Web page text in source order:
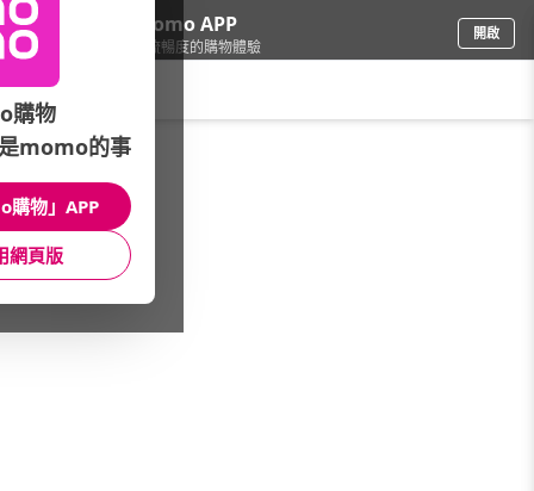
下載momo APP
給你3倍流暢度的購物體驗
開啟
女時尚/女裝/外套
館長推薦 月銷量
購物
momo的事
購物」APP
網頁版